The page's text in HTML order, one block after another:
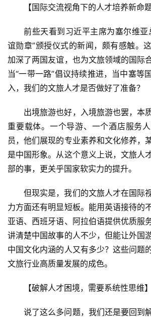
文
旅
融
乡
村
振
兴
慧
旅
游
A
R
【国际交流视角下的人才培养新命题
前些天看到习近平主席为塞尔维亚
谊勋章”颁授仪式的新闻，颇有感触。
加深了两国友谊，也为文旅领域的国际
当“一带一路”倡议持续推进，当中塞等
入，我们的文旅人才是否做好了准备？
出境旅游也好，入境旅游也罢，本
重要载体。一个导游、一个酒店服务
员，他们展现的专业素养和文化修养，
是中国形象。从这个意义上说，文旅人
部的事，更关乎国家软实力的提升。
但现实是，我们的文旅人才在国际
力方面还有明显短板。能用英语接待的
亚语、西班牙语、阿拉伯语提供优质服
讲清楚中国故事的人不少，但能让外国
中国文化内涵的人又有多少？这些问题
文旅行业高质量发展的成色。
【破解人才困境，需要系统性思维】
说了这么多问题，我们还是要回到